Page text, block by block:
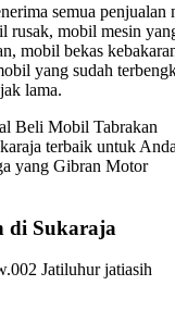
semua penjualan
rusak, mobil mesin
mobil bekas
yang sudah
lama.
Beli Mobil Tabrakan
terbaik untuk
yang Gibran Motor
di Sukaraja
Jatiluhur jatiasih